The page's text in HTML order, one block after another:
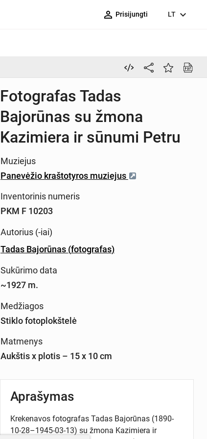
person_outline Prisijungti LT expand_more
Fotografas Tadas
Bajorūnas su žmona
Kazimiera ir sūnumi Petru
Muziejus
Panevėžio kraštotyros muziejus
Inventorinis numeris
PKM F 10203
Autorius (-iai)
Tadas Bajorūnas (fotografas)
Sukūrimo data
~1927 m.
Medžiagos
Stiklo fotoplokštelė
Matmenys
Aukštis x plotis – 15 x 10 cm
Aprašymas
Krekenavos fotografas Tadas Bajorūnas (1890-
10-28–1945-03-13) su žmona Kazimiera ir